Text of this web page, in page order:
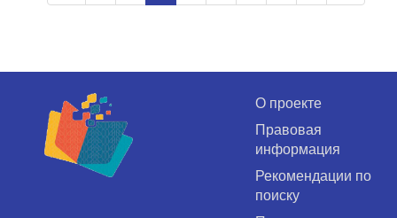
О проекте
Правовая
информация
Рекомендации по
поиску